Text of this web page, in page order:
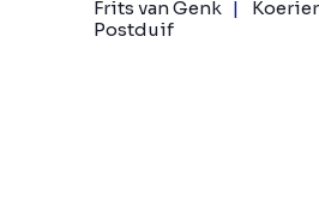
Frits van Genk
Postduif